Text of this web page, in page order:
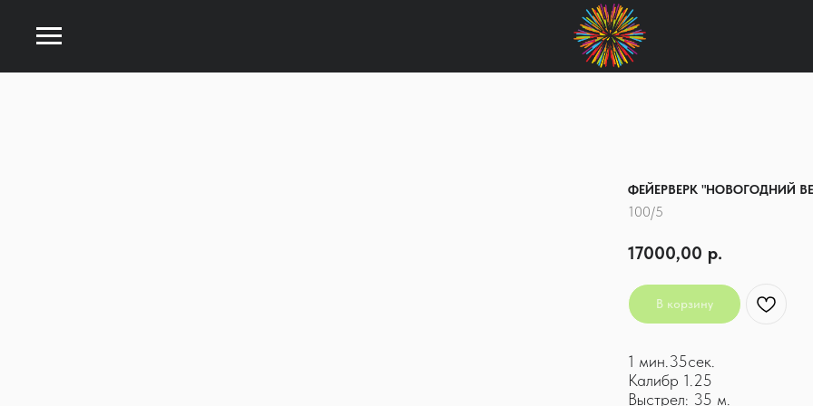
ФЕЙЕРВЕРК "НОВОГОДНИЙ
100/5
17000,00 р.
В корзину
1 мин.35сек.
Калибр 1.25
Выстрел: 35 м.